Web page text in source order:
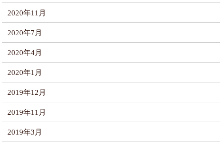
2020年11月
2020年7月
2020年4月
2020年1月
2019年12月
2019年11月
2019年3月